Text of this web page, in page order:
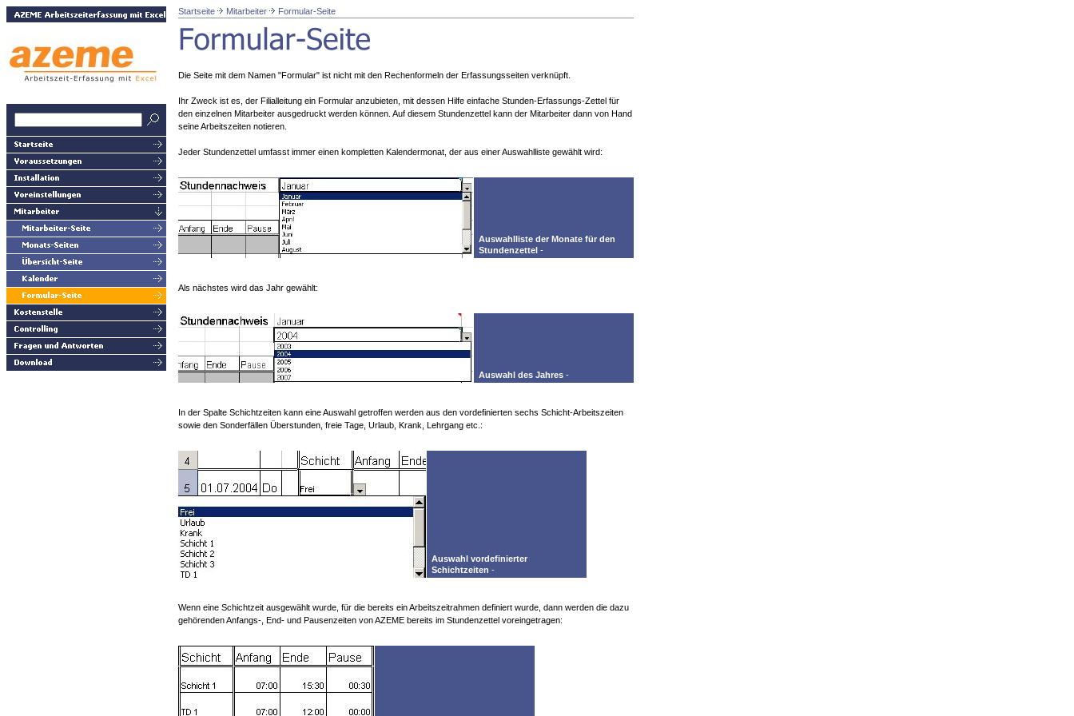
Startseite Mitarbeiter Formular-Seite
Die Seite mit dem Namen "Formular" ist nicht mit den Rechenformeln der Erfassungsseiten verknüpft.
Ihr Zweck ist es, der Filialleitung ein Formular anzubieten, mit dessen Hilfe einfache Stunden-Erfassungs-Zettel für
den einzelnen Mitarbeiter ausgedruckt werden können. Auf diesem Stundenzettel kann der Mitarbeiter dann von Hand
seine Arbeitszeiten notieren.
Jeder Stundenzettel umfasst immer einen kompletten Kalendermonat, der aus einer Auswahlliste gewählt wird:
Auswahlliste der Monate für den
Stundenzettel -
Als nächstes wird das Jahr gewählt:
Auswahl des Jahres -
In der Spalte Schichtzeiten kann eine Auswahl getroffen werden aus den vordefinierten sechs Schicht-Arbeitszeiten
sowie den Sonderfällen Überstunden, freie Tage, Urlaub, Krank, Lehrgang etc.:
Auswahl vordefinierter
Schichtzeiten -
Wenn eine Schichtzeit ausgewählt wurde, für die bereits ein Arbeitszeitrahmen definiert wurde, dann werden die dazu
gehörenden Anfangs-, End- und Pausenzeiten von AZEME bereits im Stundenzettel voreingetragen: